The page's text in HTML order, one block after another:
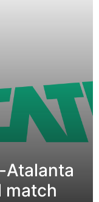
Atalanta
match